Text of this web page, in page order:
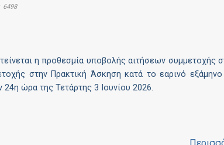
6498
η προθεσμία υποβολής αιτήσεων συμμετοχής
στην Πρακτική Άσκηση κατά το εαρινό εξάμηνο
ώρα της Τετάρτης 3 Ιουνίου 2026.